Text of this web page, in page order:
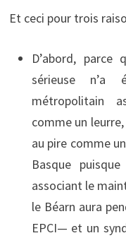
Et ceci pour trois
D’abord, parce
sérieuse n’a
métropolitain
comme un
au pire comme
Basque
associant le
le Béarn aura
EPCI— et un